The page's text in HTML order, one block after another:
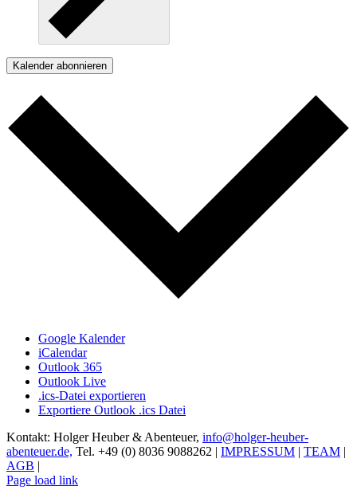
Kalender abonnieren
Google Kalender
iCalendar
Outlook 365
Outlook Live
.ics-Datei exportieren
Exportiere Outlook .ics Datei
Kontakt: Holger Heuber & Abenteuer, info@holger-heuber-
abenteuer.de, Tel. +49 (0) 8036 9088262 | IMPRESSUM | TEAM |
AGB |
Page load link